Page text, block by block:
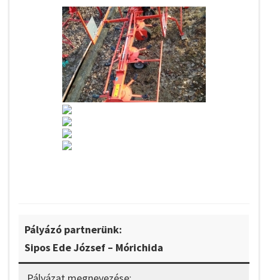
Pályázó partnerünk:
Sipos Ede József – Mórichida